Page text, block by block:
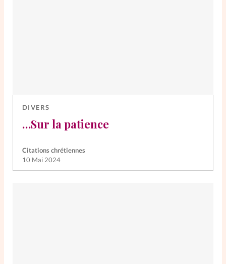
DIVERS
…Sur la patience
Citations chrétiennes
10 Mai 2024